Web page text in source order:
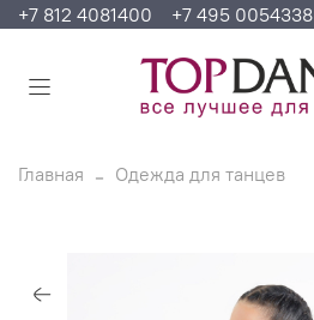
+7 812 4081400 +7 495 0054338
Главная Одежда для танцев